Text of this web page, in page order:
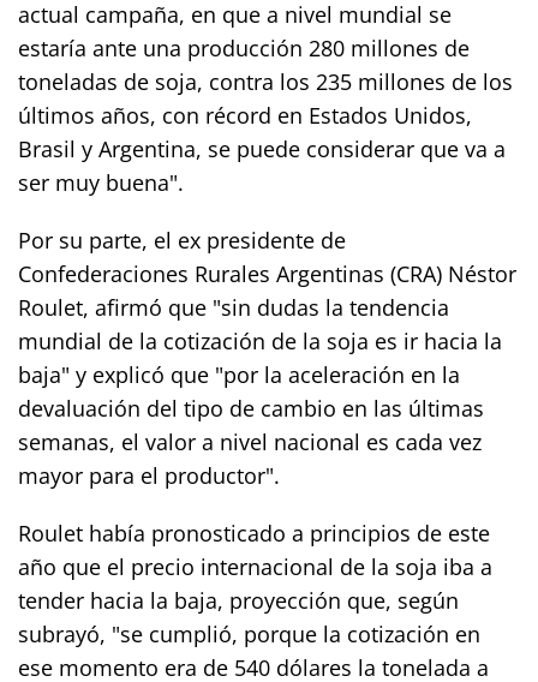
actual campaña, en que a nivel mundial se
estaría ante una producción 280 millones de
toneladas de soja, contra los 235 millones de los
últimos años, con récord en Estados Unidos,
Brasil y Argentina, se puede considerar que va a
ser muy buena".
Por su parte, el ex presidente de
Confederaciones Rurales Argentinas (CRA) Néstor
Roulet, afirmó que "sin dudas la tendencia
mundial de la cotización de la soja es ir hacia la
baja" y explicó que "por la aceleración en la
devaluación del tipo de cambio en las últimas
semanas, el valor a nivel nacional es cada vez
mayor para el productor".
Roulet había pronosticado a principios de este
año que el precio internacional de la soja iba a
tender hacia la baja, proyección que, según
subrayó, "se cumplió, porque la cotización en
ese momento era de 540 dólares la tonelada a